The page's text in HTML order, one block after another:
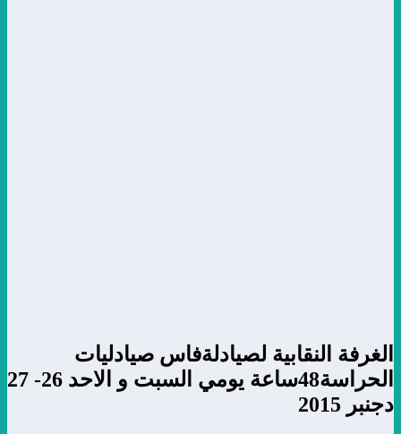
الغرفة النقابية لصيادلةفاس صيادليات
الحراسة48ساعة يومي السبت و الاحد 26- 27
دجنبر 2015